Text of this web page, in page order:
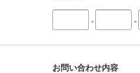
- -
お問い合わせ内容